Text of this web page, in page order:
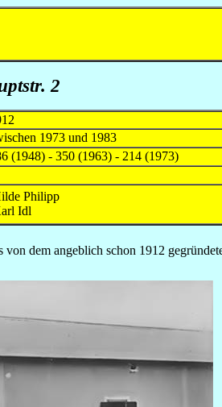
2
1973 und 1983
(1948) - 350 (1963) - 214 (1973)
Philipp
Idl
dem angeblich schon 1912